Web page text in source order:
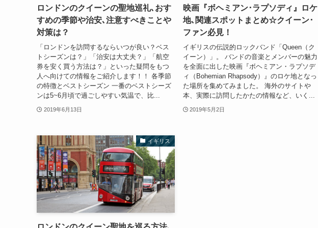
ロンドンのクイーンの聖地巡礼､おす
すめの季節や治安､注意すべきことや
対策は？
「ロンドンを訪問するならいつが良い？ベス
トシーズンは？」「治安は大丈夫？」「航空
券を安く買う方法は？」といった疑問をもつ
人へ向けての情報をご紹介します！！ 各季節
の特徴とベストシーズン 一番のベストシーズ
ンは5~6月頃で過ごしやすい気温で、比...
2019年6月13日
映画『ボヘミアン･ラプソディ』ロケ
地､関連スポットまとめ☆クイーン･
ファン必見！
イギリスの伝説的ロックバンド「Queen（ク
イーン）」。 バンドの音楽とメンバーの魅力
を全面に出した映画『ボヘミアン・ラプソデ
ィ（Bohemian Rhapsody）』のロケ地となっ
た場所を集めてみました。 海外のサイトや
本、実際に訪問したかたの情報など、いく...
2019年5月2日
イギリス